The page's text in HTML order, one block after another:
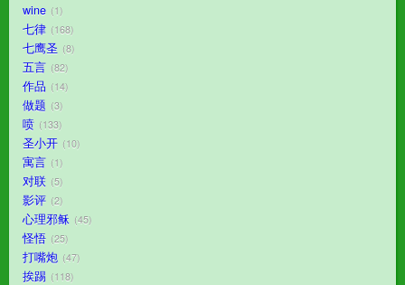
wine 1
七律 168
七鹰圣 8
五言 82
作品 14
做题 3
喷 133
圣小开 10
寓言 1
对联 5
影评 2
心理邪稣 45
怪悟 25
打嘴炮 47
挨踢 118